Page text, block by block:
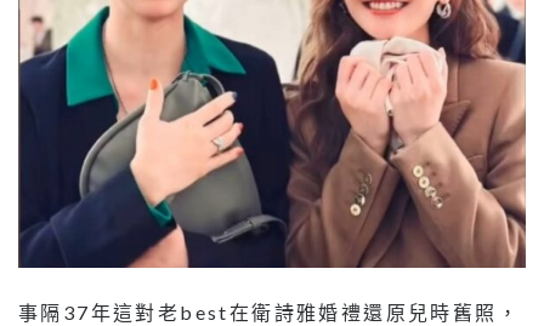
事隔37年這對老best在衛詩雅婚禮還原兒時舊照，